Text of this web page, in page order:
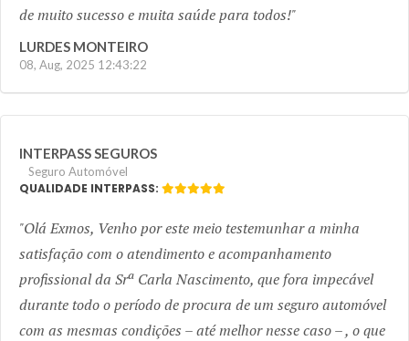
de muito sucesso e muita saúde para todos!
LURDES MONTEIRO
08, Aug, 2025 12:43:22
INTERPASS SEGUROS
Seguro Automóvel
QUALIDADE INTERPASS:
Olá Exmos, Venho por este meio testemunhar a minha
satisfação com o atendimento e acompanhamento
profissional da Srª Carla Nascimento, que fora impecável
durante todo o período de procura de um seguro automóvel
com as mesmas condições – até melhor nesse caso – , o que